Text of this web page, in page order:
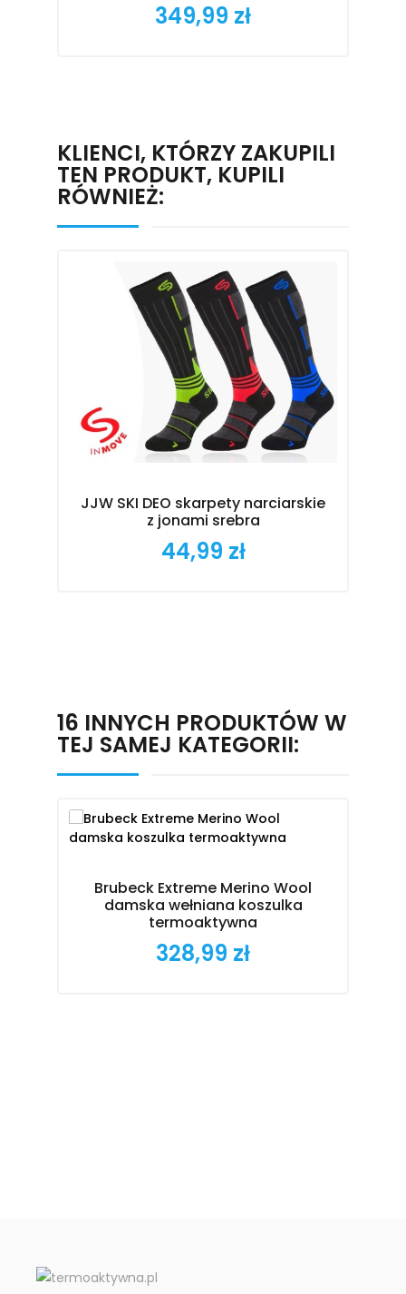
Cena
349,99 zł
KLIENCI, KTÓRZY ZAKUPILI
TEN PRODUKT, KUPILI
RÓWNIEŻ:
JJW SKI DEO skarpety narciarskie
z jonami srebra
Cena
44,99 zł
16 INNYCH PRODUKTÓW W
TEJ SAMEJ KATEGORII:
Brubeck Extreme Merino Wool
damska wełniana koszulka
termoaktywna
Cena
328,99 zł